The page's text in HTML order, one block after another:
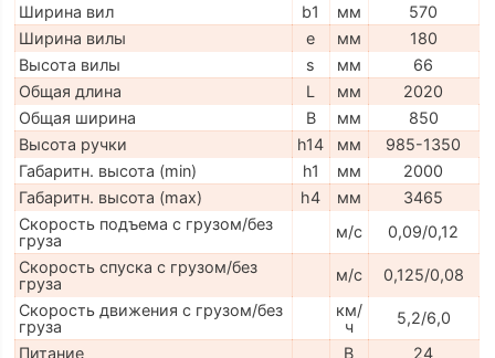
Ширина вил
b1 мм
570
Ширина вилы
e мм
180
Высота вилы
s мм
66
Общая длина
L мм
2020
Общая ширина
B мм
850
Высота ручки
h14 мм
985-1350
Габаритн. высота (min)
h1 мм
2000
Габаритн. высота (max)
h4 мм
3465
Скорость подъема с грузом/без
груза
м/с
0,09/0,12
Скорость спуска с грузом/без
груза
м/с
0,125/0,08
Скорость движения с грузом/без
груза
км/
ч
5,2/6,0
Питание
В
24